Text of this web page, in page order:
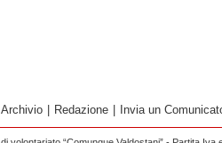
Archivio Redazione Invia un